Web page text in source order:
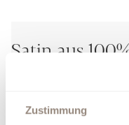
Zustimmung
Satin aus
Der Satin Organic ist
Wer Wert auf feine